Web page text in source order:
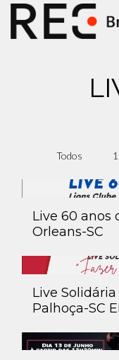
Todos
Live 60 anos
Orleans-SC
Live
Palhoça-SC